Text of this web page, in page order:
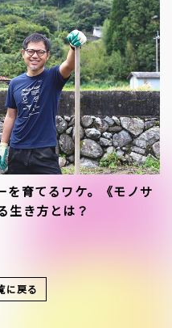
を育てるワケ。《モノサ
生き方とは？
に戻る